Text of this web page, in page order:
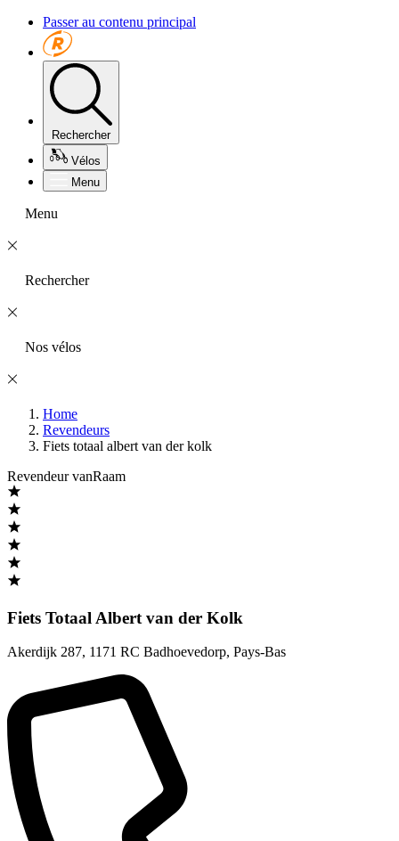
Passer au contenu principal
Rechercher
Vélos
Menu
Menu
Rechercher
Nos vélos
Home
Revendeurs
Fiets totaal albert van der kolk
Revendeur vanRaam
Fiets Totaal Albert van der Kolk
Akerdijk 287, 1171 RC Badhoevedorp, Pays-Bas